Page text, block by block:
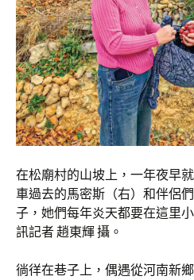
在松廟村的山坡上，一年夜早
車過去的馬密斯（右）和伴侶
子，她們每年炎天都要在這里
訊記者 趙東輝 攝。
徜徉在巷子上，偶遇從河南新